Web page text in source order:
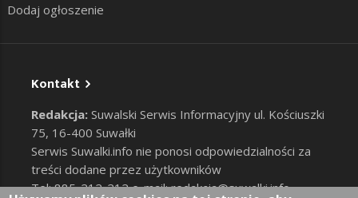
Dodaj ogłoszenie
Kontakt
Redakcja: Suwalski Serwis Informacyjny ul. Kościuszki
75, 16-400 Suwałki
Serwis Suwalki.info nie ponosi odpowiedzialności za
treści dodane przez użytkowników
Tel: 885-212-212 e-mail:redakcja@suwalki.info,